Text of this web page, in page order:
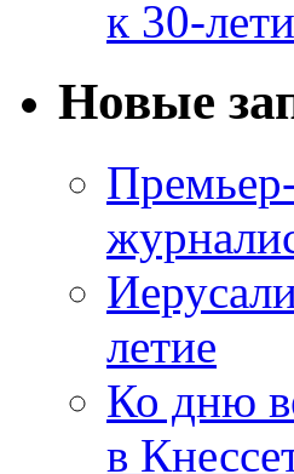
к 30-
Новые
летие
Ко дню
в